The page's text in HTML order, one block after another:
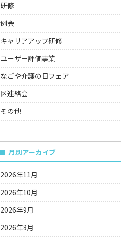
研修
例会
キャリアアップ研修
ユーザー評価事業
なごや介護の日フェア
区連絡会
その他
月別アーカイブ
2026年11月
2026年10月
2026年9月
2026年8月